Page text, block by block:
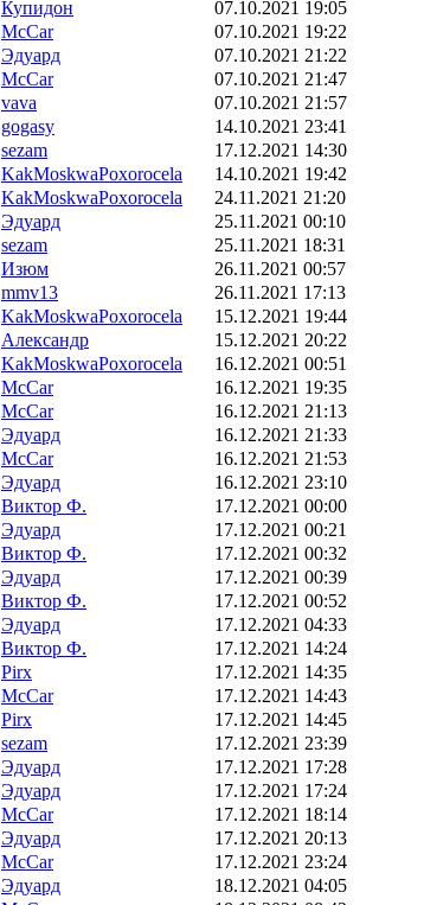
Купидон
07.10.2021 19:05
McCar
07.10.2021 19:22
Эдуард
07.10.2021 21:22
McCar
07.10.2021 21:47
vava
07.10.2021 21:57
gogasy
14.10.2021 23:41
sezam
17.12.2021 14:30
KakMoskwaPoxorocela
14.10.2021 19:42
KakMoskwaPoxorocela
24.11.2021 21:20
Эдуард
25.11.2021 00:10
sezam
25.11.2021 18:31
Изюм
26.11.2021 00:57
mmv13
26.11.2021 17:13
KakMoskwaPoxorocela
15.12.2021 19:44
Александр
15.12.2021 20:22
KakMoskwaPoxorocela
16.12.2021 00:51
McCar
16.12.2021 19:35
McCar
16.12.2021 21:13
Эдуард
16.12.2021 21:33
McCar
16.12.2021 21:53
Эдуард
16.12.2021 23:10
Виктор Ф.
17.12.2021 00:00
Эдуард
17.12.2021 00:21
Виктор Ф.
17.12.2021 00:32
Эдуард
17.12.2021 00:39
Виктор Ф.
17.12.2021 00:52
Эдуард
17.12.2021 04:33
Виктор Ф.
17.12.2021 14:24
Pirx
17.12.2021 14:35
McCar
17.12.2021 14:43
Pirx
17.12.2021 14:45
sezam
17.12.2021 23:39
Эдуард
17.12.2021 17:28
Эдуард
17.12.2021 17:24
McCar
17.12.2021 18:14
Эдуард
17.12.2021 20:13
McCar
17.12.2021 23:24
Эдуард
18.12.2021 04:05